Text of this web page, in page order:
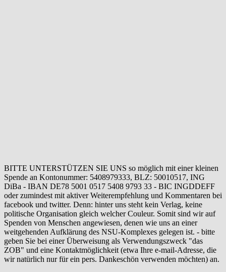
BITTE UNTERSTÜTZEN SIE UNS so möglich mit einer kleinen
Spende an Kontonummer: 5408979333, BLZ: 50010517, ING
DiBa - IBAN DE78 5001 0517 5408 9793 33 - BIC INGDDEFF
oder zumindest mit aktiver Weiterempfehlung und Kommentaren bei
facebook und twitter. Denn: hinter uns steht kein Verlag, keine
politische Organisation gleich welcher Couleur. Somit sind wir auf
Spenden von Menschen angewiesen, denen wie uns an einer
weitgehenden Aufklärung des NSU-Komplexes gelegen ist. - bitte
geben Sie bei einer Überweisung als Verwendungszweck "das
ZOB" und eine Kontaktmöglichkeit (etwa Ihre e-mail-Adresse, die
wir natürlich nur für ein pers. Dankeschön verwenden möchten) an.